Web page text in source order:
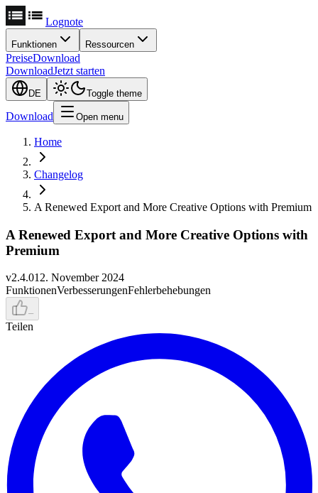
Lognote
Funktionen Ressourcen
PreiseDownload
DownloadJetzt starten
DE Toggle theme
Download Open menu
Home
Changelog
A Renewed Export and More Creative Options with Premium
A Renewed Export and More Creative Options with
Premium
v2.4.012. November 2024
FunktionenVerbesserungenFehlerbehebungen
–
Teilen